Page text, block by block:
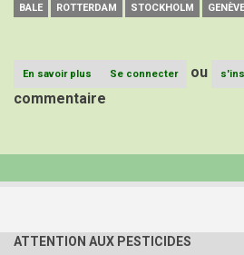
BALE
ROTTERDAM STOCKHOLM GENÈVE
En savoir plus
ASSISES
DES
CONVENTIONS
ET
Se connecter ou
commentaire
ATTENTION AUX PESTICIDES